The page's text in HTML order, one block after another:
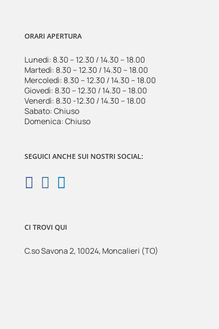
ORARI APERTURA
Lunedi: 8.30 – 12.30 / 14.30 – 18.00
Martedì: 8.30 – 12.30 / 14.30 – 18.00
Mercoledì: 8.30 – 12.30 / 14.30 – 18.00
Giovedì: 8.30 – 12.30 / 14.30 – 18.00
Venerdì: 8.30 -12.30 / 14.30 – 18.00
Sabato: Chiuso
Domenica: Chiuso
SEGUICI ANCHE SUI NOSTRI SOCIAL:
CI TROVI QUI
C.so Savona 2, 10024, Moncalieri (TO)